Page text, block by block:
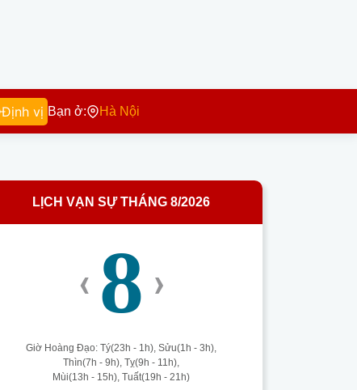
Định vị Bạn ở: Hà Nội
LỊCH VẠN SỰ THÁNG 8/2026
‹ 8 ›
Giờ Hoàng Đạo: Tý(23h - 1h), Sửu(1h - 3h),
Thìn(7h - 9h), Tỵ(9h - 11h),
Mùi(13h - 15h), Tuất(19h - 21h)